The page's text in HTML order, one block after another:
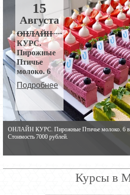
15
Августа
ОНЛАЙН
КУРС.
Пирожные
Птичье
молоко. 6
видов.
Подробнее
ОНЛАЙН КУРС. Пирожные Птичье молоко.
Стоимость 7000 рублей.
ОНЛАЙН КУРС. Пирожные Птичье молоко.
Стоимость 7000 рублей.
Курсы в